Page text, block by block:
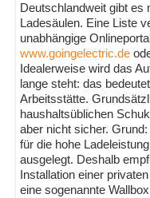
Deutschlandweit gibt es
Ladesäulen. Eine Liste
unabhängige
www.goingelectric.de
Idealerweise wird das
lange steht: das
Arbeitsstätte.
haushaltsüblichen
aber nicht sicher.
für die hohe
ausgelegt. Deshalb
Installation einer
eine sogenannte